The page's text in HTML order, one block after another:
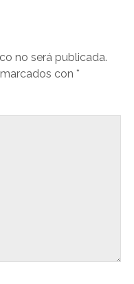
no será publicada.
con *